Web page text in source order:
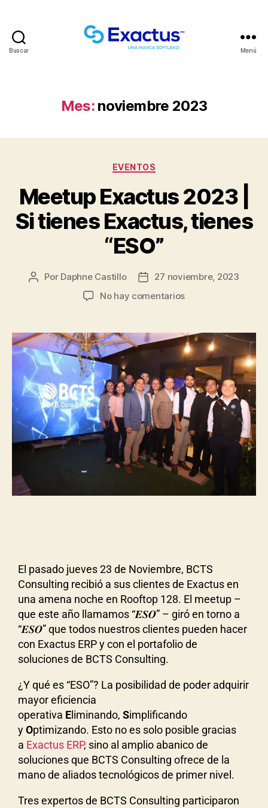
Buscar Menú
Mes: noviembre 2023
EVENTOS
Meetup Exactus 2023 |
Si tienes Exactus, tienes
“ESO”
Por Daphne Castillo
27 noviembre, 2023
No hay comentarios
El pasado jueves 23 de Noviembre, BCTS
Consulting recibió a sus clientes de Exactus en
una amena noche en Rooftop 128. El meetup –
que este año llamamos “𝑬𝑺𝑶” – giró en torno a
“𝑬𝑺𝑶” que todos nuestros clientes pueden hacer
con Exactus ERP y con el portafolio de
soluciones de BCTS Consulting.
¿Y qué es “ESO”? La posibilidad de poder adquirir
mayor eficiencia
operativa E liminando, Simplificando
yOptimizando. Esto no es solo posible gracias
a Exactus ERP, sino al amplio abanico de
soluciones que BCTS Consulting ofrece de la
mano de aliados tecnológicos de primer nivel.
Tres expertos de BCTS Consulting participaron